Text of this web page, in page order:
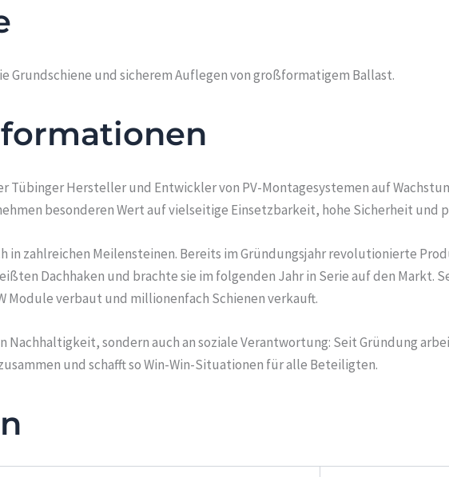
Grundschiene und sicherem Auflegen von großformatigem Ballast.
Tübinger Hersteller und Entwickler von PV-Montagesystemen auf
besonderen Wert auf vielseitige Einsetzbarkeit, hohe Sicherheit und
in zahlreichen Meilensteinen. Bereits im Gründungsjahr revolutionierte
Dachhaken und brachte sie im folgenden Jahr in Serie auf den Markt.
Module verbaut und millionenfach Schienen verkauft.
Nachhaltigkeit, sondern auch an soziale Verantwortung: Seit Gründung
und schafft so Win-Win-Situationen für alle Beteiligten.